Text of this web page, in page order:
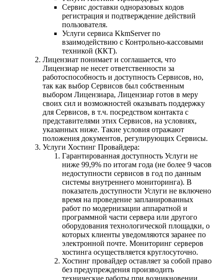
Сервис доставки одноразовых кодов
регистрация и подтверждение действий
пользователя.
Услуги сервиса KkmServer по
взаимодействию с Контрольно-кассовыми
техникой (ККТ).
Лицензиат понимает и соглашается, что
Лицензиар не несет ответственности за
работоспособность и доступность Сервисов, но,
так как выбор Сервисов был собственным
выбором Лицензиара, Лицензиар готов в меру
своих сил и возможностей оказывать поддержку
для Сервисов, в т.ч. посредством контакта с
представителями этих Сервисов, на условиях,
указанных ниже. Такие условия отражают
положения документов, регулирующих Сервисы.
Услуги Хостинг Провайдера:
Гарантированная доступность Услуги не
ниже 99,9% по итогам года (не более 9 часов
недоступности сервисов в год по данным
системы внутреннего мониторинга). В
показатель доступности Услуги не включено
время на проведение запланированных
работ по модернизации аппаратной и
программной части сервера или другого
оборудования технологической площадки, о
которых клиенты уведомляются заранее по
электронной почте. Мониторинг серверов
хостинга осуществляется круглосуточно.
Хостинг провайдер оставляет за собой право
без предупреждения производить
технические работы при возникновении